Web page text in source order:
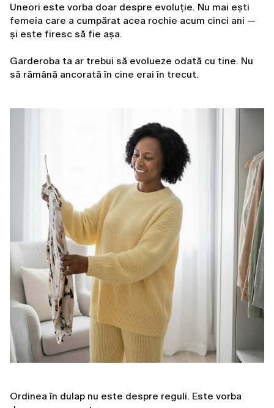
Uneori este vorba doar despre evoluție. Nu mai ești
femeia care a cumpărat acea rochie acum cinci ani —
și este firesc să fie așa.
Garderoba ta ar trebui să evolueze odată cu tine. Nu
să rămână ancorată în cine erai în trecut.
Ordinea în dulap nu este despre reguli. Este vorba